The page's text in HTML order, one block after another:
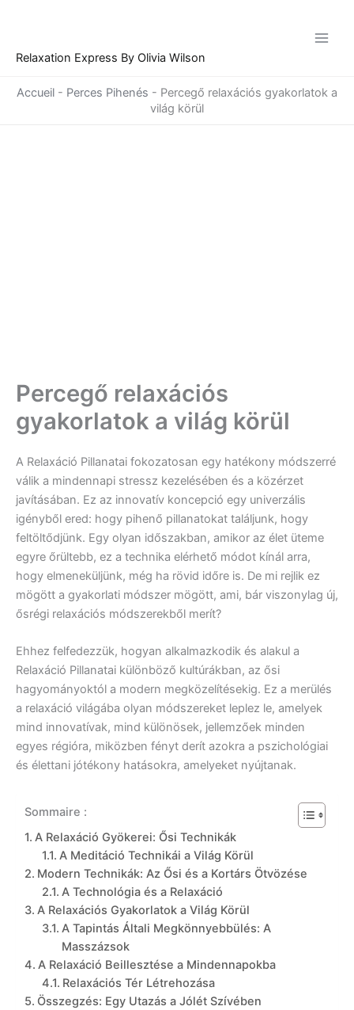
Relaxation Express By Olivia Wilson
Accueil - Perces Pihenés - Percegő relaxációs gyakorlatok a
világ körül
Percegő relaxációs
gyakorlatok a világ körül
A Relaxáció Pillanatai fokozatosan egy hatékony módszerré
válik a mindennapi stressz kezelésében és a közérzet
javításában. Ez az innovatív koncepció egy univerzális
igényből ered: hogy pihenő pillanatokat találjunk, hogy
feltöltődjünk. Egy olyan időszakban, amikor az élet üteme
egyre őrültebb, ez a technika elérhető módot kínál arra,
hogy elmeneküljünk, még ha rövid időre is. De mi rejlik ez
mögött a gyakorlati módszer mögött, ami, bár viszonylag új,
ősrégi relaxációs módszerekből merít?
Ehhez felfedezzük, hogyan alkalmazkodik és alakul a
Relaxáció Pillanatai különböző kultúrákban, az ősi
hagyományoktól a modern megközelítésekig. Ez a merülés
a relaxáció világába olyan módszereket leplez le, amelyek
mind innovatívak, mind különösek, jellemzőek minden
egyes régióra, miközben fényt derít azokra a pszichológiai
és élettani jótékony hatásokra, amelyeket nyújtanak.
Sommaire :
A Relaxáció Gyökerei: Ősi Technikák
A Meditáció Technikái a Világ Körül
Modern Technikák: Az Ősi és a Kortárs Ötvözése
A Technológia és a Relaxáció
A Relaxációs Gyakorlatok a Világ Körül
A Tapintás Általi Megkönnyebbülés: A
Masszázsok
A Relaxáció Beillesztése a Mindennapokba
Relaxációs Tér Létrehozása
Összegzés: Egy Utazás a Jólét Szívében